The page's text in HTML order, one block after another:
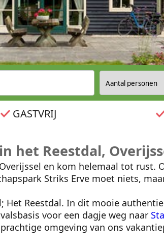
GASTVRIJ
het Reestdal,
en kom helemaal tot rust.
Striks Erve moet niets,
Reestdal. In dit mooie
voor een dagje weg naar
omgeving van ons